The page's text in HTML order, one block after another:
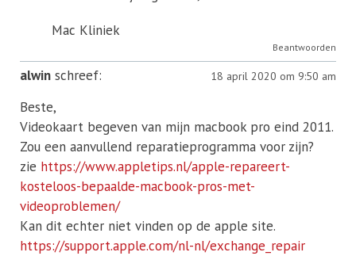
Mac Kliniek
Beantwoorden
alwin schreef: 18 april 2020 om 9:50 am
Beste,
Videokaart begeven van mijn macbook pro eind 2011.
Zou een aanvullend reparatieprogramma voor zijn?
zie https://www.appletips.nl/apple-repareert-
kosteloos-bepaalde-macbook-pros-met-
videoproblemen/
Kan dit echter niet vinden op de apple site.
https://support.apple.com/nl-nl/exchange_repair